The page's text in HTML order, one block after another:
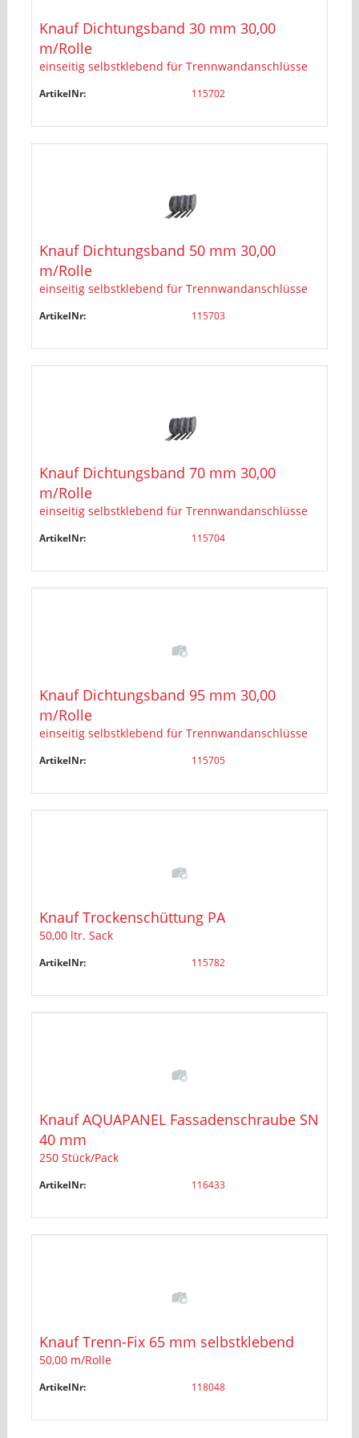
Knauf Dichtungsband 30 mm 30,00
m/Rolle
einseitig selbstklebend für Trennwandanschlüsse
ArtikelNr: 115702
Knauf Dichtungsband 50 mm 30,00
m/Rolle
einseitig selbstklebend für Trennwandanschlüsse
ArtikelNr: 115703
Knauf Dichtungsband 70 mm 30,00
m/Rolle
einseitig selbstklebend für Trennwandanschlüsse
ArtikelNr: 115704
Knauf Dichtungsband 95 mm 30,00
m/Rolle
einseitig selbstklebend für Trennwandanschlüsse
ArtikelNr: 115705
Knauf Trockenschüttung PA
50,00 ltr. Sack
ArtikelNr: 115782
Knauf AQUAPANEL Fassadenschraube SN
40 mm
250 Stück/Pack
ArtikelNr: 116433
Knauf Trenn-Fix 65 mm selbstklebend
50,00 m/Rolle
ArtikelNr: 118048